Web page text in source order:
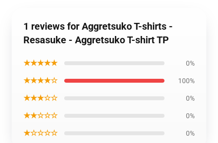
1 reviews for Aggretsuko T-shirts -
Resasuke - Aggretsuko T-shirt TP
★★★★★ 0%
★★★★☆ 100%
★★★☆☆ 0%
★★☆☆☆ 0%
★☆☆☆☆ 0%